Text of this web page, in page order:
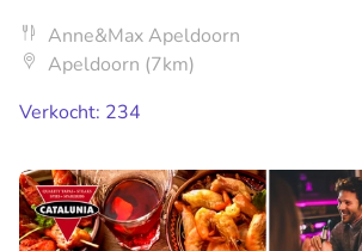
Anne&Max Apeldoorn
Apeldoorn (7km)
Verkocht: 234